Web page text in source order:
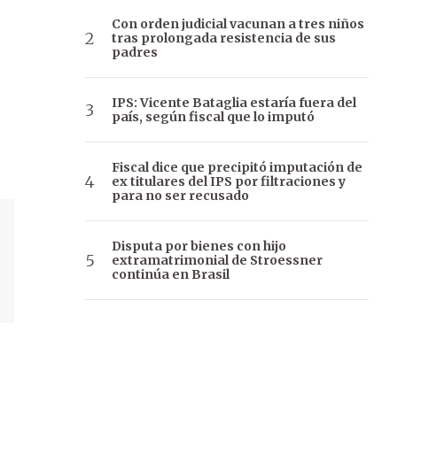
Con orden judicial vacunan a tres niños
tras prolongada resistencia de sus
padres
IPS: Vicente Bataglia estaría fuera del
país, según fiscal que lo imputó
Fiscal dice que precipitó imputación de
ex titulares del IPS por filtraciones y
para no ser recusado
Disputa por bienes con hijo
extramatrimonial de Stroessner
continúa en Brasil